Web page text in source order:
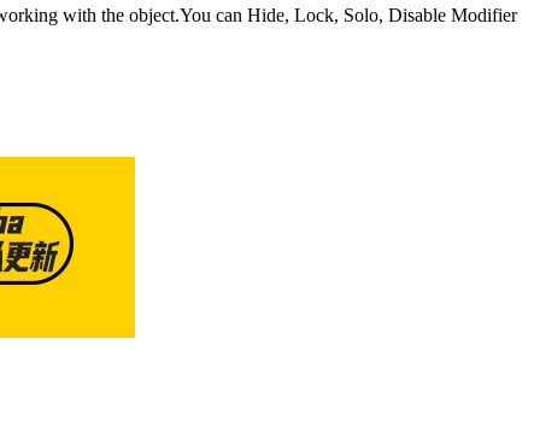
with the object.You can Hide, Lock, Solo, Disable Modifier